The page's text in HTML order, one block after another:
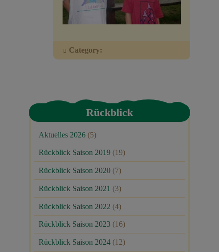
Veranstaltungen
Category:
Rückblick
Aktuelles 2026 (5)
Rückblick Saison 2019 (19)
Rückblick Saison 2020 (7)
Rückblick Saison 2021 (3)
Rückblick Saison 2022 (4)
Rückblick Saison 2023 (16)
Rückblick Saison 2024 (12)